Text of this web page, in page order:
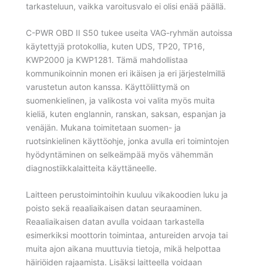
tarkasteluun, vaikka varoitusvalo ei olisi enää päällä.
C-PWR OBD II S50 tukee useita VAG-ryhmän autoissa
käytettyjä protokollia, kuten UDS, TP20, TP16,
KWP2000 ja KWP1281. Tämä mahdollistaa
kommunikoinnin monen eri ikäisen ja eri järjestelmillä
varustetun auton kanssa. Käyttöliittymä on
suomenkielinen, ja valikosta voi valita myös muita
kieliä, kuten englannin, ranskan, saksan, espanjan ja
venäjän. Mukana toimitetaan suomen- ja
ruotsinkielinen käyttöohje, jonka avulla eri toimintojen
hyödyntäminen on selkeämpää myös vähemmän
diagnostiikkalaitteita käyttäneelle.
Laitteen perustoimintoihin kuuluu vikakoodien luku ja
poisto sekä reaaliaikaisen datan seuraaminen.
Reaaliaikaisen datan avulla voidaan tarkastella
esimerkiksi moottorin toimintaa, antureiden arvoja tai
muita ajon aikana muuttuvia tietoja, mikä helpottaa
häiriöiden rajaamista. Lisäksi laitteella voidaan